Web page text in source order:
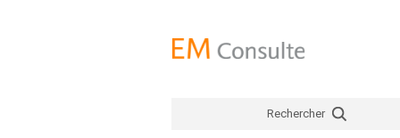
Rechercher